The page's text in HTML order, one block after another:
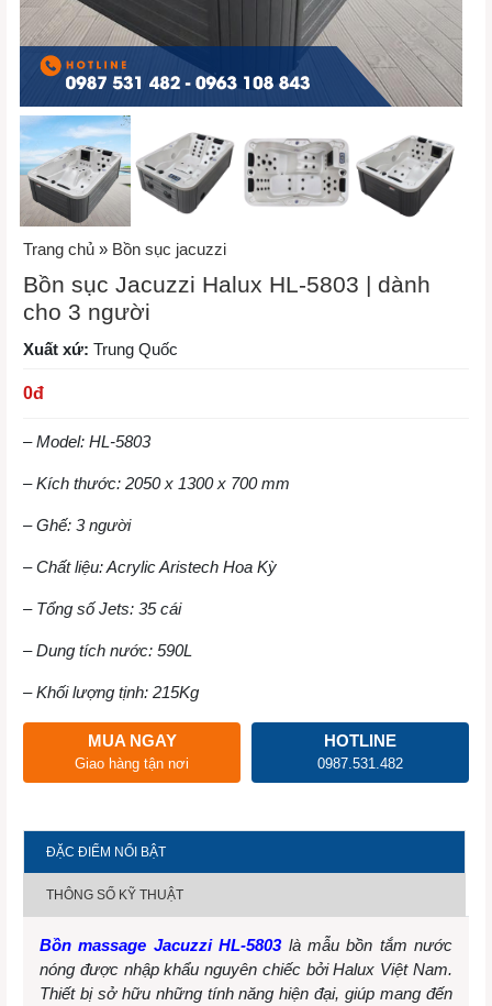
Trang chủ » Bồn sục jacuzzi
Bồn sục Jacuzzi Halux HL-5803 | dành
cho 3 người
0đ
– Model: HL-5803
– Kích thước: 2050 x 1300 x 700 mm
– Ghế: 3 người
– Chất liệu: Acrylic Aristech Hoa Kỳ
– Tổng số Jets: 35 cái
– Dung tích nước: 590L
– Khối lượng tịnh: 215Kg
Xuất xứ: Trung Quốc
MUA NGAY
Giao hàng tận nơi
HOTLINE
0987.531.482
ĐẶC ĐIỂM NỔI BẬT
THÔNG SỐ KỸ THUẬT
Bồn massage Jacuzzi HL-5803là mẫu bồn tắm nước
nóng được nhập khẩu nguyên chiếc bởi Halux Việt Nam.
Thiết bị sở hữu những tính năng hiện đại, giúp mang đến